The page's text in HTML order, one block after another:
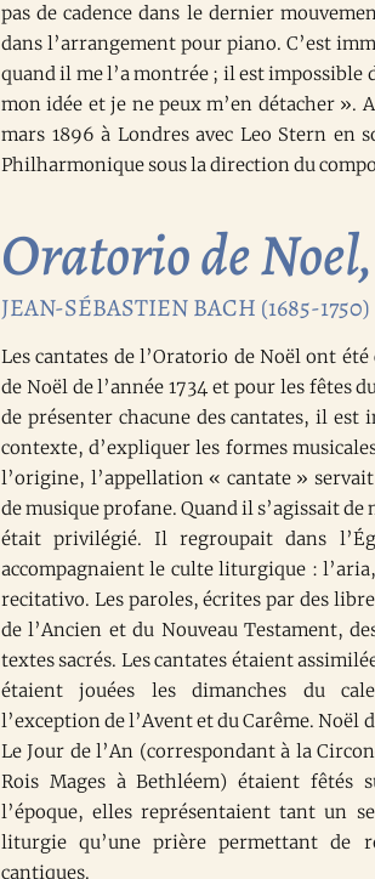
pas de cadence dans le dernier
dans l’arrangement pour piano. C’est
quand il me l’a montrée ; il est impossible
mon idée et je ne peux m’en détacher ».
mars 1896 à Londres avec Leo Stern en
Philharmonique sous la direction du
Oratorio de
JEAN-SÉBASTIEN BACH (1685-1750)
Les cantates de l’Oratorio de Noël ont
de Noël de l’année 1734 et pour les fêtes
de présenter chacune des cantates, il
contexte, d’expliquer les formes
l’origine, l’appellation « cantate »
de musique profane. Quand il s’agissait
était privilégié. Il regroupait dans
accompagnaient le culte liturgique :
recitativo. Les paroles, écrites par des
de l’Ancien et du Nouveau Testament,
textes sacrés. Les cantates étaient
étaient jouées les dimanches du
l’exception de l’Avent et du Carême.
Le Jour de l’An (correspondant à la
Rois Mages à Bethléem) étaient fêtés
l’époque, elles représentaient tant un
liturgie qu’une prière permettant de
cantiques.